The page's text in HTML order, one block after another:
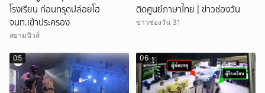
โรงเรียน ก่อนทรุดปล่อยโฮ
จนท.เข้าประครอง
สยามนิวส์
ติดศูนย์ภาษาไทย | ข่าวช่องวัน
ข่าวช่องวัน 31
05 06